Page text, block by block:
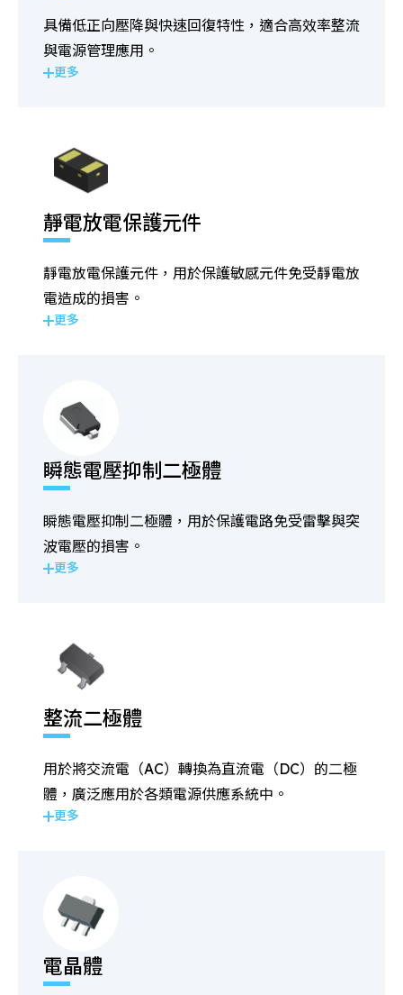
具備低正向壓降與快速回復特性，適合高效率整流
與電源管理應用。
更多
靜電放電保護元件
靜電放電保護元件，用於保護敏感元件免受靜電放
電造成的損害。
更多
瞬態電壓抑制二極體
瞬態電壓抑制二極體，用於保護電路免受雷擊與突
波電壓的損害。
更多
整流二極體
用於將交流電（AC）轉換為直流電（DC）的二極
體，廣泛應用於各類電源供應系統中。
更多
電晶體